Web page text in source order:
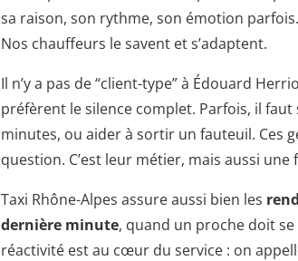
sa raison, son rythme, son émotion parfois.
Nos chauffeurs le savent et s’adaptent.
Il n’y a pas de “client-type” à Édouard
préfèrent le silence complet. Parfois, il
minutes, ou aider à sortir un fauteuil. Ces
question. C’est leur métier, mais aussi
Taxi Rhône-Alpes assure aussi bien les
dernière minute, quand un proche doit
réactivité est au cœur du service : on